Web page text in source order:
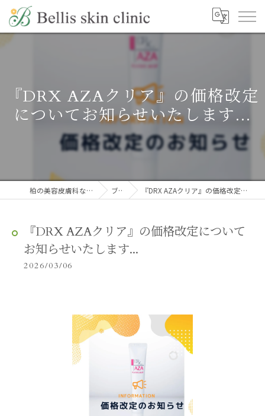
『DRX AZAクリア』の価格改定
についてお知らせいたします...
柏の美容皮膚科ならBellis skin clinic ブログ 『DRX AZAクリア』の価格改定についてお知らせいたします...
『DRX AZAクリア』の価格改定について
お知らせいたします...
2026/03/06